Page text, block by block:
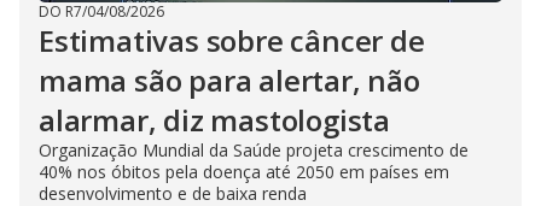
DO R7/04/08/2026
Estimativas sobre câncer de
mama são para alertar, não
alarmar, diz mastologista
Organização Mundial da Saúde projeta crescimento de
40% nos óbitos pela doença até 2050 em países em
desenvolvimento e de baixa renda